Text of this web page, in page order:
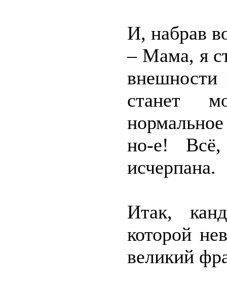
И, набрав
– Мама, я
внешности
станет
но-е! Всё,
исчерпана.
Итак,
которой
великий